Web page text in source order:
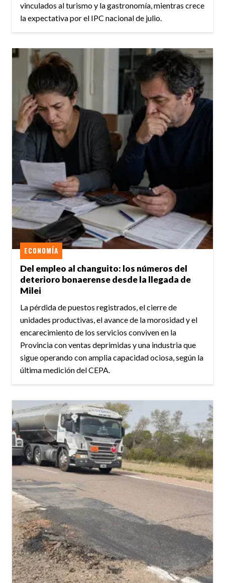
vinculados al turismo y la gastronomía, mientras crece
la expectativa por el IPC nacional de julio.
Del empleo al changuito: los números del
deterioro bonaerense desde la llegada de
Milei
ECONOMÍA
La pérdida de puestos registrados, el cierre de
unidades productivas, el avance de la morosidad y el
encarecimiento de los servicios conviven en la
Provincia con ventas deprimidas y una industria que
sigue operando con amplia capacidad ociosa, según la
última medición del CEPA.